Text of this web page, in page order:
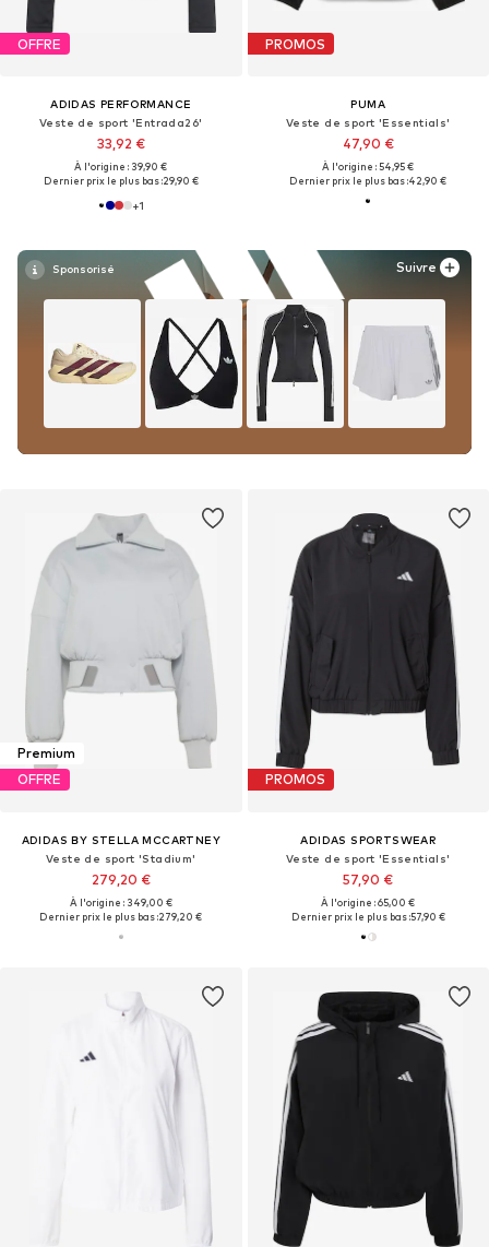
OFFRE
ADIDAS PERFORMANCE
Veste de sport 'Entrada26'
33,92 €
À l'origine : 39,90 €
Dernier prix le plus bas :29,90 €
+1
Suivre
PROMOS
PUMA
Veste de sport 'Essentials'
47,90 €
À l'origine : 54,95 €
Dernier prix le plus bas :42,90 €
Premium
OFFRE
ADIDAS BY STELLA MCCARTNEY
Veste de sport 'Stadium'
279,20 €
À l'origine : 349,00 €
Dernier prix le plus bas :279,20 €
PROMOS
ADIDAS SPORTSWEAR
Veste de sport 'Essentials'
57,90 €
À l'origine : 65,00 €
Dernier prix le plus bas :57,90 €